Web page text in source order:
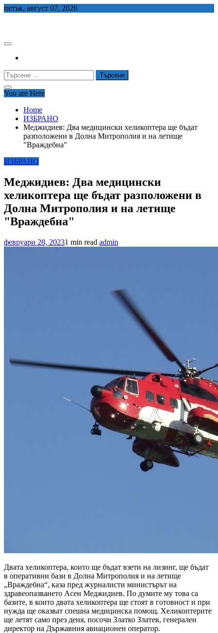
Skip
петък, август 07, 2026
Търсене
за:
You are Here
Home
ИЗБРАНО
Меджидиев: Два медицински хеликоптера ще бъдат
разположени в Долна Митрополия и на летище
"Враждебна"
ИЗБРАНО
Меджидиев: Два медицински
хеликоптера ще бъдат разположени в
Долна Митрополия и на летище
"Враждебна"
февруари 28, 20231 min read admin
Двата хеликоптера, които ще бъдат взети на лизинг, ще бъдат
в оперативни бази в Долна Митрополия и на летище
„Враждебна“, каза пред журналисти министърът на
здравеопазването Асен Меджидиев. По думите му това са
базите, в които двата хеликоптера ще стоят в готовност и при
нужда ще оказват спешна медицинска помощ. Хеликоптерите
ще летят само през деня, посочи Златко Златев, генерален
директор на Държавния авиационен оператор.